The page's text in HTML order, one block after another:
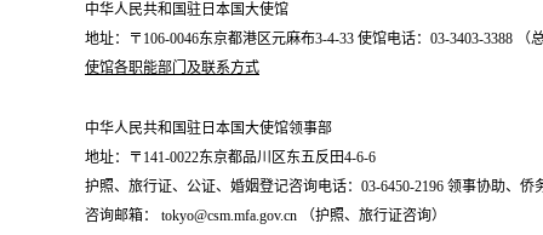
中华人民共和国驻日本国大使馆
地址：〒106-0046东京都港区元麻布3-4-33 使馆电话：03-3403-3388 （
使馆各职能部门及联系方式
中华人民共和国驻日本国大使馆领事部
地址：〒141-0022东京都品川区东五反田4-6-6
护照、旅行证、公证、婚姻登记咨询电话：03-6450-2196 领事协助、侨
咨询邮箱： tokyo@csm.mfa.gov.cn （护照、旅行证咨询）